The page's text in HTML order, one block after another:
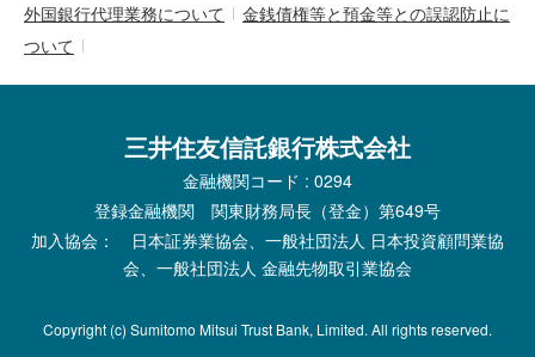
外国銀行代理業務について
金銭債権等と預金等との誤認防止に
ついて
三井住友信託銀行株式会社
金融機関コード : 0294
登録金融機関 関東財務局長（登金）第649号
加入協会： 日本証券業協会、一般社団法人 日本投資顧問業協
会、一般社団法人 金融先物取引業協会
Copyright (c) Sumitomo Mitsui Trust Bank, Limited. All rights reserved.